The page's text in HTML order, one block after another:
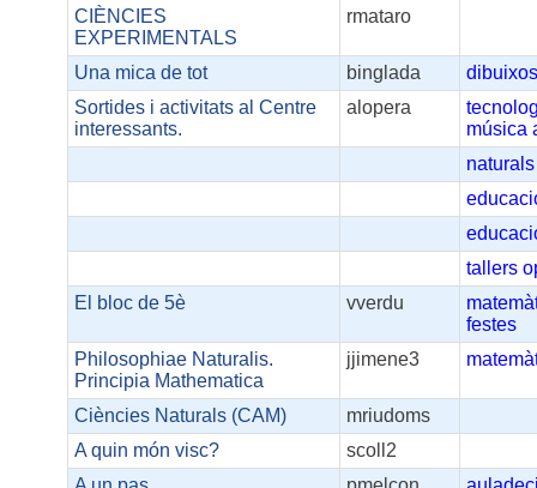
CIÈNCIES
EXPERIMENTALS
rmataro
Una mica de tot binglada
Sortides i activitats al Centre
interessants.
alopera
música
naturals
tallers
El bloc de 5è
vverdu
festes
Philosophiae Naturalis.
Principia Mathematica
jjimene3
Ciències Naturals (CAM)
mriudoms
A quin món visc?
scoll2